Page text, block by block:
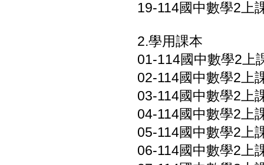
19-114國中數學2上
2.學用課本
01-114國中數學2上
02-114國中數學2上
03-114國中數學2上
04-114國中數學2上
05-114國中數學2上
06-114國中數學2上